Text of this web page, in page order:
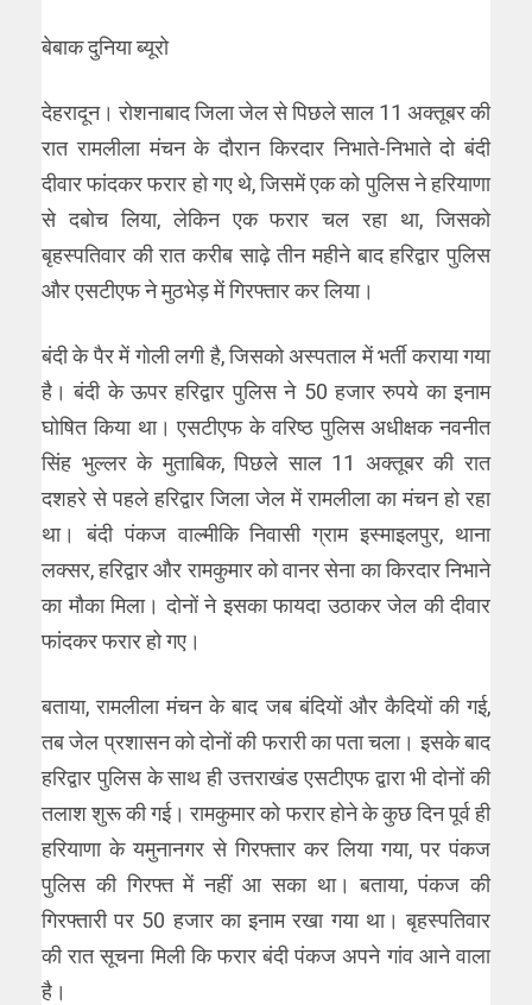
बेबाक दुनिया ब्यूरो
देहरादून। रोशनाबाद जिला जेल से पिछले साल 11 अक्तूबर की
रात रामलीला मंचन के दौरान किरदार निभाते-निभाते दो बंदी
दीवार फांदकर फरार हो गए थे, जिसमें एक को पुलिस ने हरियाणा
से दबोच लिया, लेकिन एक फरार चल रहा था, जिसको
बृहस्पतिवार की रात करीब साढ़े तीन महीने बाद हरिद्वार पुलिस
और एसटीएफ ने मुठभेड़ में गिरफ्तार कर लिया।
बंदी के पैर में गोली लगी है, जिसको अस्पताल में भर्ती कराया गया
है। बंदी के ऊपर हरिद्वार पुलिस ने 50 हजार रुपये का इनाम
घोषित किया था। एसटीएफ के वरिष्ठ पुलिस अधीक्षक नवनीत
सिंह भुल्लर के मुताबिक, पिछले साल 11 अक्तूबर की रात
दशहरे से पहले हरिद्वार जिला जेल में रामलीला का मंचन हो रहा
था। बंदी पंकज वाल्मीकि निवासी ग्राम इस्माइलपुर, थाना
लक्सर, हरिद्वार और रामकुमार को वानर सेना का किरदार निभाने
का मौका मिला। दोनों ने इसका फायदा उठाकर जेल की दीवार
फांदकर फरार हो गए।
बताया, रामलीला मंचन के बाद जब बंदियों और कैदियों की गई,
तब जेल प्रशासन को दोनों की फरारी का पता चला। इसके बाद
हरिद्वार पुलिस के साथ ही उत्तराखंड एसटीएफ द्वारा भी दोनों की
तलाश शुरू की गई। रामकुमार को फरार होने के कुछ दिन पूर्व ही
हरियाणा के यमुनानगर से गिरफ्तार कर लिया गया, पर पंकज
पुलिस की गिरफ्त में नहीं आ सका था। बताया, पंकज की
गिरफ्तारी पर 50 हजार का इनाम रखा गया था। बृहस्पतिवार
की रात सूचना मिली कि फरार बंदी पंकज अपने गांव आने वाला
है।